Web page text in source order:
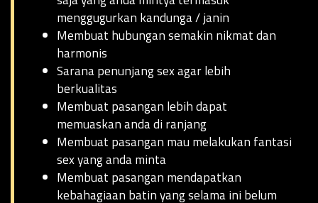
menggugurkan kandunga / janin
Membuat hubungan semakin nikmat dan
harmonis
Sarana penunjang sex agar lebih
berkualitas
Membuat pasangan lebih dapat
memuaskan anda di ranjang
Membuat pasangan mau melakukan fantasi
sex yang anda minta
Membuat pasangan mendapatkan
kebahagiaan batin yang selama ini belum